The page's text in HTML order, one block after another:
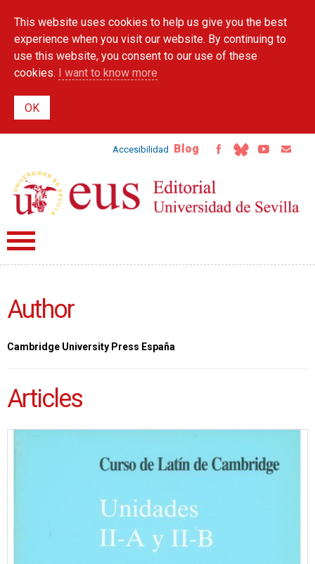
main
content
This website uses cookies to help us give you the best
experience when you visit our website. By continuing to
use this website, you consent to our use of these
cookies. I want to know more
Accesibilidad Blog
Author
Cambridge University Press España
Articles